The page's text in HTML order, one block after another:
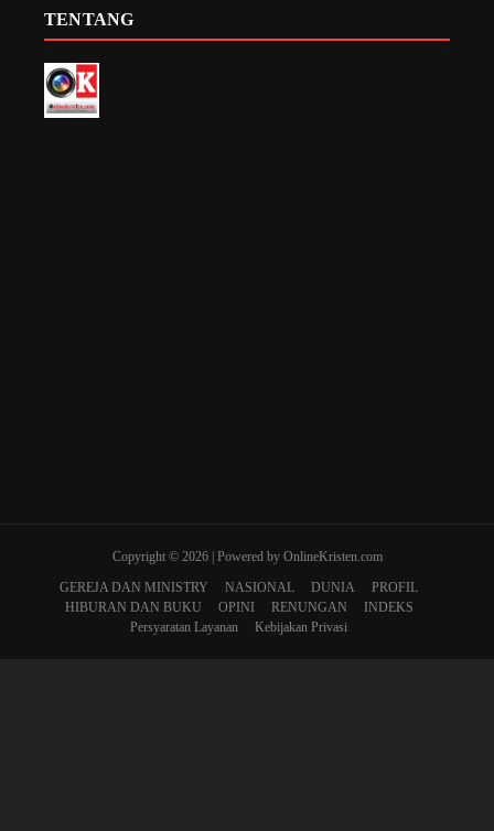
TENTANG
Copyright © 2026 | Powered by OnlineKristen.com
GEREJA DAN MINISTRY
NASIONAL DUNIA
PROFIL
HIBURAN DAN BUKU
OPINI RENUNGAN
INDEKS
Persyaratan Layanan
Kebijakan Privasi